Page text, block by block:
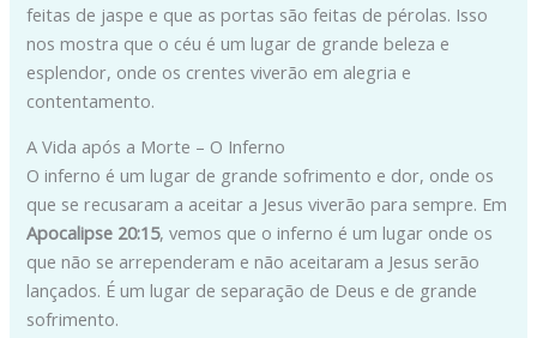
feitas de jaspe e que as portas são feitas de pérolas. Isso
nos mostra que o céu é um lugar de grande beleza e
esplendor, onde os crentes viverão em alegria e
contentamento.
A Vida após a Morte – O Inferno
O inferno é um lugar de grande sofrimento e dor, onde os
que se recusaram a aceitar a Jesus viverão para sempre. Em
Apocalipse 20:15, vemos que o inferno é um lugar onde os
que não se arrependeram e não aceitaram a Jesus serão
lançados. É um lugar de separação de Deus e de grande
sofrimento.